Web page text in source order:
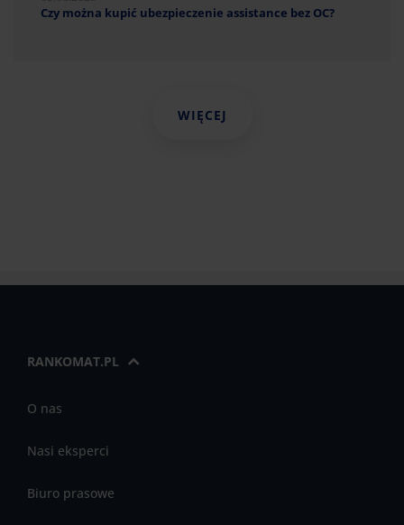
Czy można kupić ubezpieczenie assistance bez OC?
WIĘCEJ
RANKOMAT.PL
O nas
Nasi eksperci
Biuro prasowe